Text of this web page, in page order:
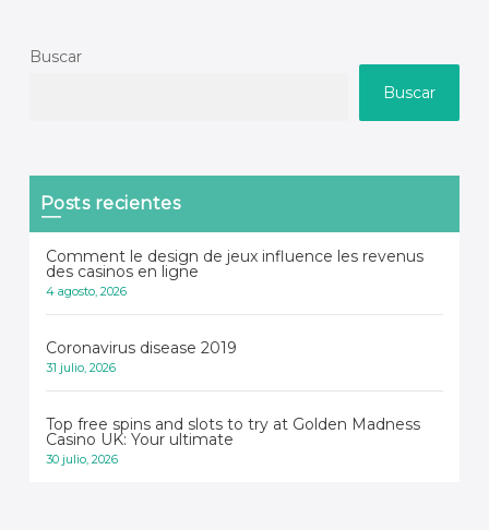
Buscar
Buscar
Posts recientes
Comment le design de jeux influence les revenus
des casinos en ligne
4 agosto, 2026
Coronavirus disease 2019
31 julio, 2026
Top free spins and slots to try at Golden Madness
Casino UK: Your ultimate
30 julio, 2026